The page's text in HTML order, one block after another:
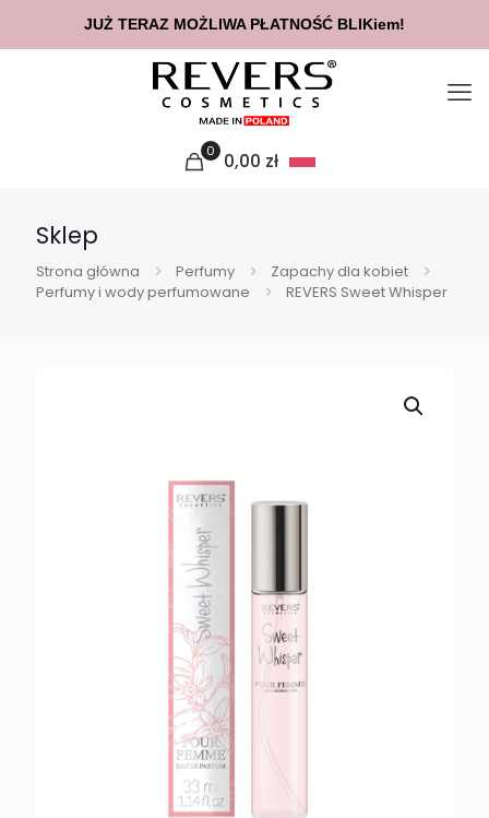
0 0,00 zł
Sklep
Strona główna Perfumy
Zapachy dla kobiet
Perfumy i wody perfumowane
REVERS Sweet Whisper
JUŻ TERAZ MOŻLIWA PŁATNOŚĆ BLIKiem!